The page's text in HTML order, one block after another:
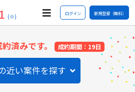
(※) ログイン 新規登録（無料）
約済みです。 成約期間：19日
近い案件を探す